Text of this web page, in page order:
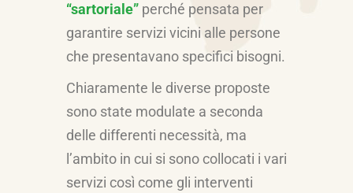
“sartoriale” perché pensata per
garantire servizi vicini alle persone
che presentavano specifici bisogni.
Chiaramente le diverse proposte
sono state modulate a seconda
delle differenti necessità, ma
l’ambito in cui si sono collocati i vari
servizi così come gli interventi